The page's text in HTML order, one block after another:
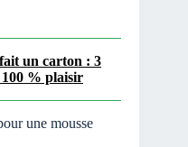
un carton : 3
100 % plaisir
une mousse